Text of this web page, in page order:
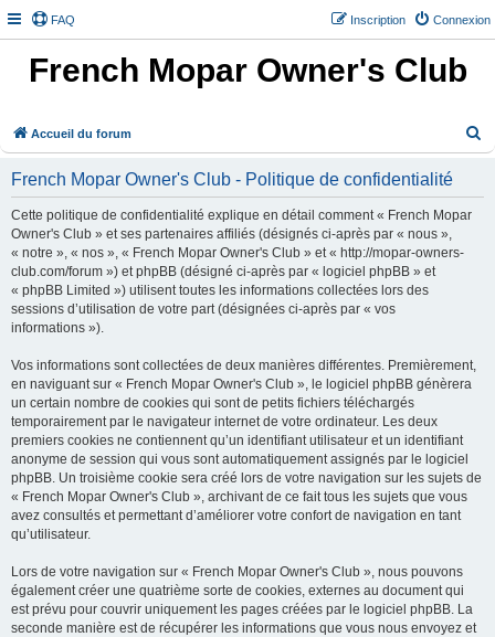
FAQ Connexion
Inscription
French Mopar Owner's Club
Accueil du forum
French Mopar Owner's Club - Politique de confidentialité
Cette politique de confidentialité explique en détail comment « French Mopar
Owner's Club » et ses partenaires affiliés (désignés ci-après par « nous »,
« notre », « nos », « French Mopar Owner's Club » et « http://mopar-owners-
club.com/forum ») et phpBB (désigné ci-après par « logiciel phpBB » et
« phpBB Limited ») utilisent toutes les informations collectées lors des
sessions d’utilisation de votre part (désignées ci-après par « vos
informations »).
Vos informations sont collectées de deux manières différentes. Premièrement,
en naviguant sur « French Mopar Owner's Club », le logiciel phpBB génèrera
un certain nombre de cookies qui sont de petits fichiers téléchargés
temporairement par le navigateur internet de votre ordinateur. Les deux
premiers cookies ne contiennent qu’un identifiant utilisateur et un identifiant
anonyme de session qui vous sont automatiquement assignés par le logiciel
phpBB. Un troisième cookie sera créé lors de votre navigation sur les sujets de
« French Mopar Owner's Club », archivant de ce fait tous les sujets que vous
avez consultés et permettant d’améliorer votre confort de navigation en tant
qu’utilisateur.
Lors de votre navigation sur « French Mopar Owner's Club », nous pouvons
également créer une quatrième sorte de cookies, externes au document qui
est prévu pour couvrir uniquement les pages créées par le logiciel phpBB. La
seconde manière est de récupérer les informations que vous nous envoyez et